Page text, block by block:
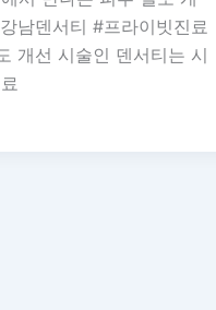
남덴서티 #프라이빗진료
개선 시술인 덴서티는 시